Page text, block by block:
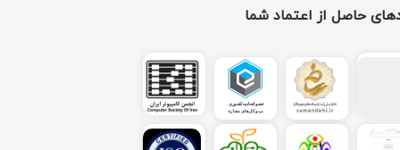
حاصل از اعتماد شما